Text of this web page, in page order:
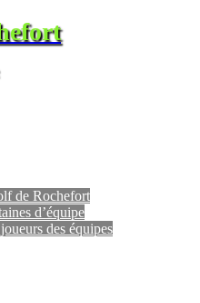
de Rochefort
d’équipe
des équipes